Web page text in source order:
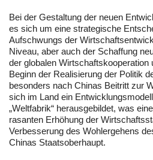
Bei der Gestaltung der neuen
es sich um eine strategische
Aufschwungs der
Niveau, aber auch der Schaffung
der globalen Wirtschaftskooperation
Beginn der Realisierung der Politik
besonders nach Chinas Beitritt zur
sich im Land ein
„Weltfabrik“ herausgebildet, was
rasanten Erhöhung der
Verbesserung des Wohlergehens
Chinas Staatsoberhaupt.